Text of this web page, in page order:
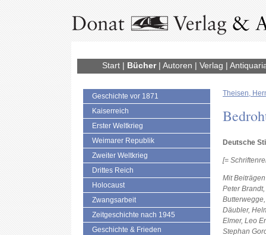
Start| Bücher| Autoren | Verlag |
Geschichte vor 1871
Kaiserreich
Erster Weltkrieg
Weimarer Republik
Zweiter Weltkrieg
Drittes Reich
Holocaust
Zwangsarbeit
Zeitgeschichte nach 1945
Geschichte & Frieden
Theisen,
Deutsche
[=
Mit
Peter
Däubler,
Elmer, Leo
Stephan